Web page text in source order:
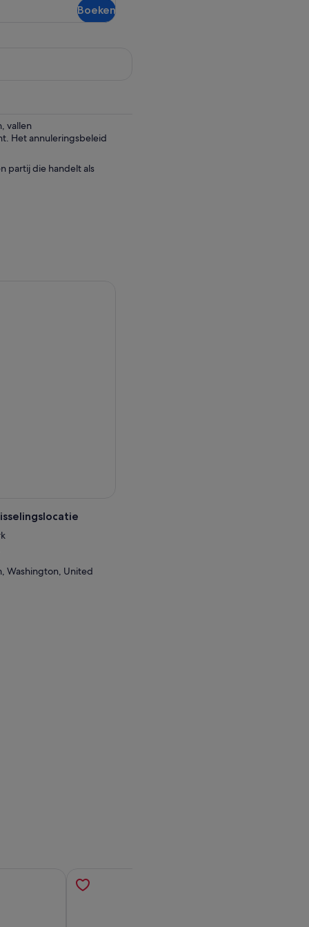
restitueerbaarBoeken
vallen
Het annuleringsbeleid
partij die handelt als
Washington, United